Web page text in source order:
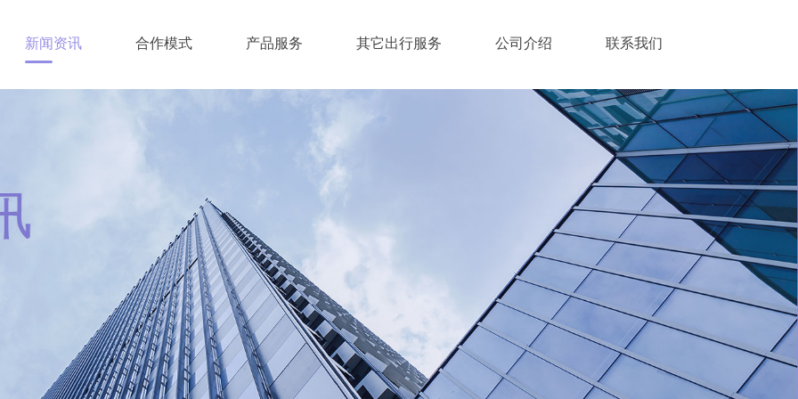
新闻资讯 合作模式 产品服务 其它出行服务 公司介绍 联系我们